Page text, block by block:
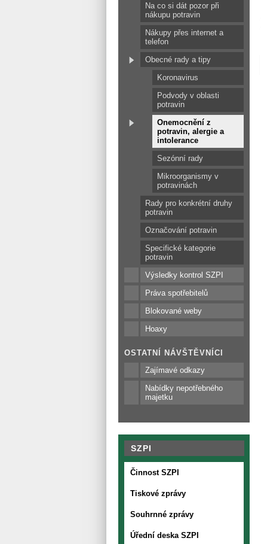
Na co si dát pozor při
nákupu potravin
Nákupy přes internet a
telefon
Obecné rady a tipy
Koronavirus
Podvody v oblasti
potravin
Onemocnění z
potravin, alergie a
intolerance
Sezónní rady
Mikroorganismy v
potravinách
Rady pro konkrétní druhy
potravin
Označování potravin
Specifické kategorie
potravin
Výsledky kontrol SZPI
Práva spotřebitelů
Blokované weby
Hoaxy
OSTATNÍ NÁVŠTĚVNÍCI
Zajímavé odkazy
Nabídky nepotřebného
majetku
SZPI
Činnost SZPI
Tiskové zprávy
Souhrnné zprávy
Úřední deska SZPI